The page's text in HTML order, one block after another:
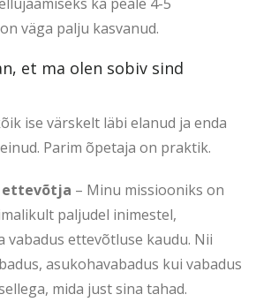
väga palju kasvanud.
et ma olen sobiv sind
ise värskelt läbi elanud ja enda
Parim õpetaja on praktik.
ettevõtja – Minu missiooniks on
paljudel inimestel,
vabadus ettevõtluse kaudu. Nii
asukohavabadus kui vabadus
mida just sina tahad.